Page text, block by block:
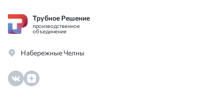
Трубное Решение
производственное
объединение
Набережные Челны